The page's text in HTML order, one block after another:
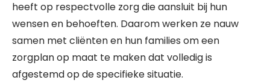
heeft op respectvolle zorg die aansluit bij hun
wensen en behoeften. Daarom werken ze nauw
samen met cliënten en hun families om een
zorgplan op maat te maken dat volledig is
afgestemd op de specifieke situatie.